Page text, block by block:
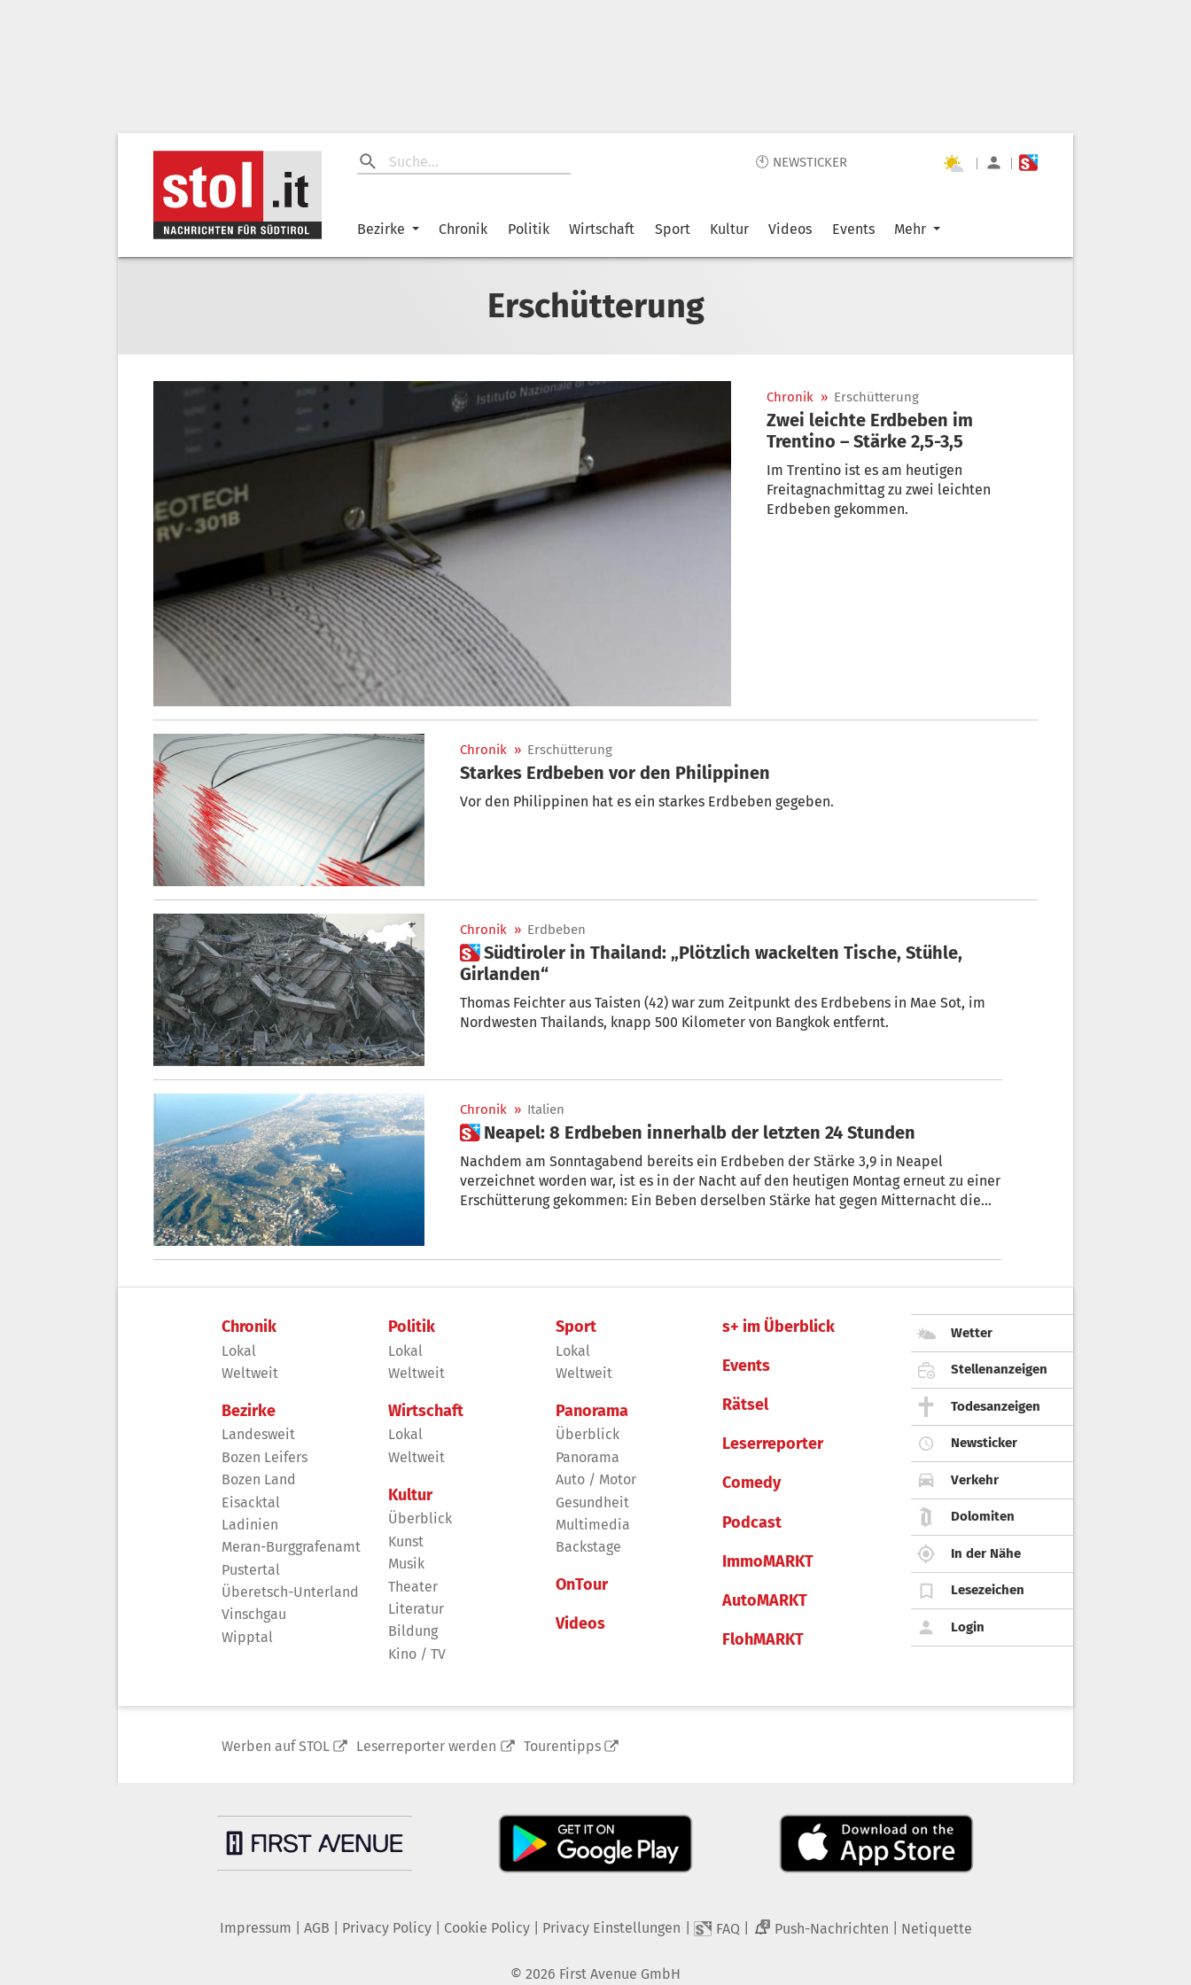
🕙 NEWSTICKER | |
Bezirke Chronik Politik Wirtschaft Sport Kultur Videos Events Mehr
Erschütterung
Chronik » Erschütterung
Zwei leichte Erdbeben im
Trentino – Stärke 2,5-3,5
Im Trentino ist es am heutigen
Freitagnachmittag zu zwei leichten
Erdbeben gekommen.
Chronik » Erschütterung
Starkes Erdbeben vor den Philippinen
Vor den Philippinen hat es ein starkes Erdbeben gegeben.
Chronik » Erdbeben
 Südtiroler in Thailand: „Plötzlich wackelten Tische, Stühle,
Girlanden“
Thomas Feichter aus Taisten (42) war zum Zeitpunkt des Erdbebens in Mae Sot, im
Nordwesten Thailands, knapp 500 Kilometer von Bangkok entfernt.
Chronik » Italien
 Neapel: 8 Erdbeben innerhalb der letzten 24 Stunden
Nachdem am Sonntagabend bereits ein Erdbeben der Stärke 3,9 in Neapel
verzeichnet worden war, ist es in der Nacht auf den heutigen Montag erneut zu einer
Erschütterung gekommen: Ein Beben derselben Stärke hat gegen Mitternacht die
Chronik
Lokal
Weltweit
Bezirke
Landesweit
Bozen Leifers
Bozen Land
Eisacktal
Ladinien
Meran-Burggrafenamt
Pustertal
Überetsch-Unterland
Vinschgau
Wipptal
Politik
Lokal
Weltweit
Wirtschaft
Lokal
Weltweit
Kultur
Überblick
Kunst
Musik
Theater
Literatur
Bildung
Kino / TV
Sport
Lokal
Weltweit
Panorama
Überblick
Panorama
Auto / Motor
Gesundheit
Multimedia
Backstage
OnTour
Videos
s+ im Überblick
Events
Rätsel
Leserreporter
Comedy
Podcast
ImmoMARKT
AutoMARKT
FlohMARKT
Wetter
Stellenanzeigen
Todesanzeigen
Newsticker
Verkehr
Dolomiten
In der Nähe
Lesezeichen
Login
Werben auf STOL Leserreporter werden Tourentipps
Impressum AGB Privacy Policy| Cookie Policy| Privacy Einstellungen FAQ 2 Push-Nachrichten Netiquette
© 2026 First Avenue GmbH